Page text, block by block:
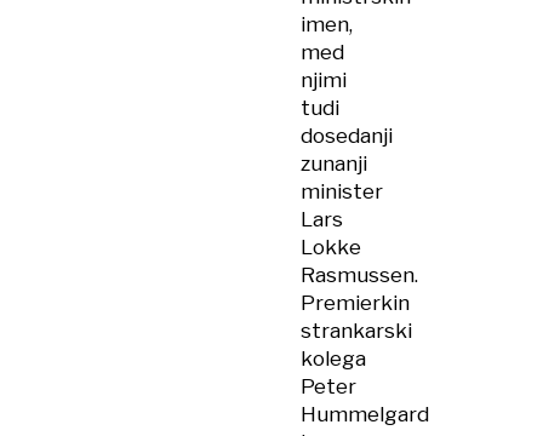
imen,
med
njimi
tudi
dosedanji
zunanji
minister
Lars
Lokke
Rasmussen.
Premierkin
strankarski
kolega
Peter
Hummelgard